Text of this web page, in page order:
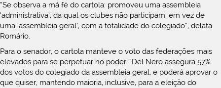
“Se observa a má fé do cartola: promoveu uma assembleia
‘administrativa’, da qual os clubes não participam, em vez de
uma ‘assembleia geral’, com a totalidade do colegiado”, delata
Romário.
Para o senador, o cartola manteve o voto das federações mais
elevados para se perpetuar no poder. “Del Nero assegura 57%
dos votos do colegiado da assembleia geral, e poderá aprovar o
que quiser, mantendo maioria, inclusive, para a eleição do